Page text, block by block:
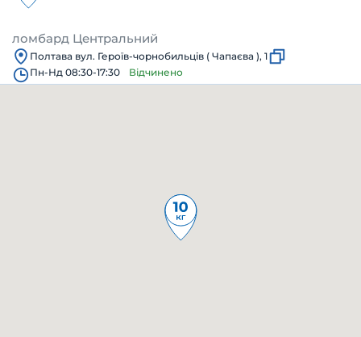
ломбард Центральний
Полтава вул. Героїв-чорнобильців ( Чапаєва ), 1
Пн-Нд 08:30-17:30
Відчинено